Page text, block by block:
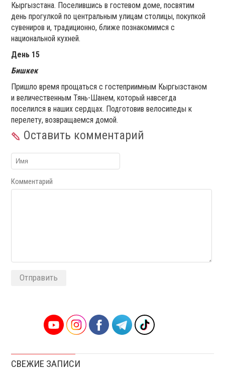
Кыргызстана. Поселившись в гостевом доме, посвятим
день прогулкой по центральным улицам столицы, покупкой
сувениров и, традиционно, ближе познакомимся с
национальной кухней.
День 15
Бишкек
Пришло время прощаться с гостеприимным Кыргызстаном
и величественным Тянь-Шанем, который навсегда
поселился в наших сердцах. Подготовив велосипеды к
перелету, возвращаемся домой.
Оставить комментарий
Комментарий
СВЕЖИЕ ЗАПИСИ